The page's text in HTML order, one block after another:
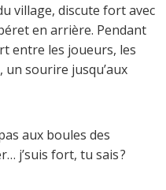
village, discute fort avec
en arrière. Pendant
entre les joueurs, les
sourire jusqu’aux
aux boules des
j’suis fort, tu sais ?